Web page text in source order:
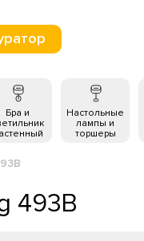
Бра и
Настольные
лампы и
торшеры
493B